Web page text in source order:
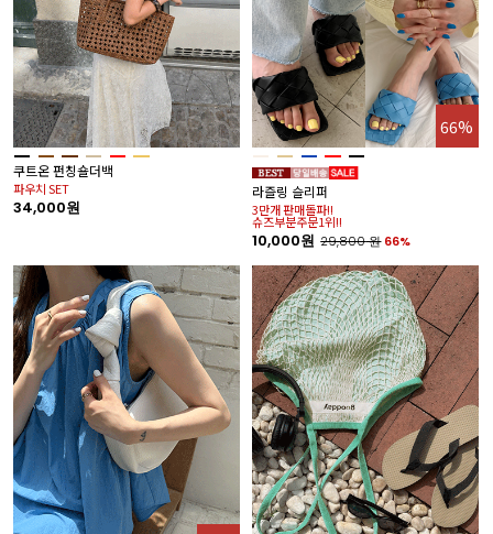
쿠트온 펀칭숄더백
파우치 SET
34,000원
66%
라즐링 슬리퍼
3만개 판매돌파!!
슈즈부분주문1위!!
10,000원 29,800원 66%